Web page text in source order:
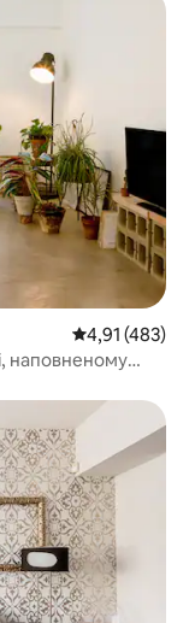
Середня
4,91 (483)
наповненому